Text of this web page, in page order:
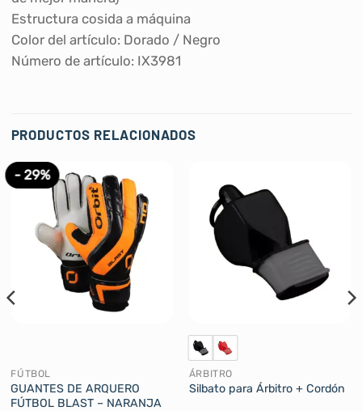
Estructura cosida a máquina
Color del artículo: Dorado / Negro
Número de artículo: IX3981
PRODUCTOS RELACIONADOS
- 29%
FÚTBOL
GUANTES DE ARQUERO
FÚTBOL BLAST – NARANJA
ÁRBITRO
Silbato para Árbitro + Cordón